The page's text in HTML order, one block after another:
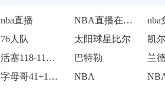
nba直播 NBA直播在线观看
76人队
太阳球星比尔
活塞118-115逆转险胜开拓者
巴特勒
字母哥41+14班凯罗复出34+7 雄鹿
NBA